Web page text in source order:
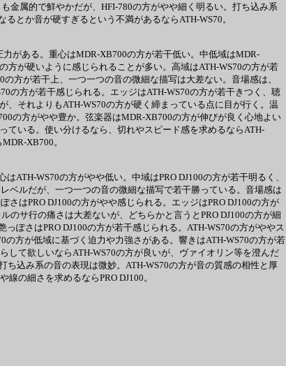
金属的で鮮やかだが、HFI-780の方がやや細く明るい。打ち込み系
とか音が硬すぎるという不満があるならATH-WS70。
がある。重心はMDR-XB700の方が若干低い。中低域はMDR-
が硬いように感じられることが多い。高域はATH-WS70の方が若
方が若干上、一つ一つの音の微細な描写は大差ない。音場感は、
の方が若干感じられる。エッジはATH-WS70の方が若干きつく、聴
それよりもATH-WS70の方が硬く締まっている点に目が行く。温
の方がやや豊か。弦楽器はMDR-XB700の方が伸びが良く心地よい
ている。使い分けるなら、切れやスピード感を求めるならATH-
XB700。
ATH-WS70の方がやや低い。中域はPRO DJ100の方が若干明るく、
ベルだが、一つ一つの音の微細な描写で若干勝っている。音場感は
はPRO DJ100の方がやや感じられる。エッジはPRO DJ100の方が
サ行の痛さは大差ないが、どちらかと言うとPRO DJ100の方が細
ぽさはPRO DJ100の方が若干感じられる。ATH-WS70の方がややス
の方が低域に基づく迫力や力強さがある。響きはATH-WS70の方が若
して欲しいならATH-WS70の方が良いが、ヴァイオリン等を澄んだ
ち込み系の音の表現は微妙。ATH-WS70の方が音の質感の相性と厚
の細さを求めるならPRO DJ100。